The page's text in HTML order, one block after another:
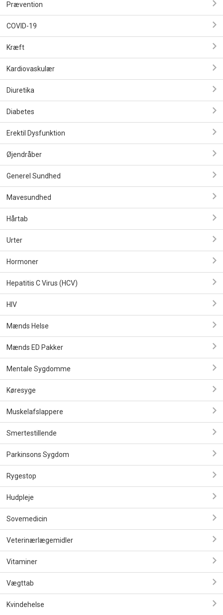
Prævention
COVID-19
Kræft
Kardiovaskulær
Diuretika
Diabetes
Erektil Dysfunktion
Øjendråber
Generel Sundhed
Mavesundhed
Hårtab
Urter
Hormoner
Hepatitis C Virus (HCV)
HIV
Mænds Helse
Mænds ED Pakker
Mentale Sygdomme
Køresyge
Muskelafslappere
Smertestillende
Parkinsons Sygdom
Rygestop
Hudpleje
Sovemedicin
Veterinærlægemidler
Vitaminer
Vægttab
Kvindehelse